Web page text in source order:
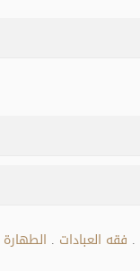
فقه العبادات الطهارة